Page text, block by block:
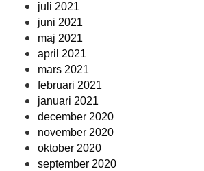
juli 2021
juni 2021
maj 2021
april 2021
mars 2021
februari 2021
januari 2021
december 2020
november 2020
oktober 2020
september 2020